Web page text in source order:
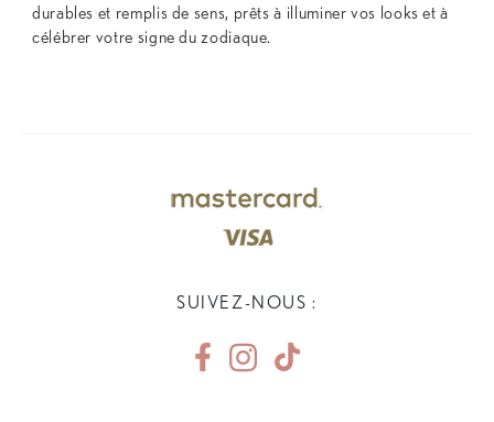
durables et remplis de sens, prêts à illuminer vos looks et à
célébrer votre signe du zodiaque.
SUIVEZ-NOUS :